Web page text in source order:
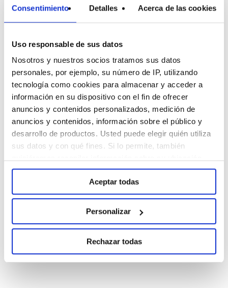
Consentimiento Detalles Acerca de las cookies
Uso responsable de sus datos
Nosotros y nuestros socios tratamos sus datos
personales, por ejemplo, su número de IP, utilizando
tecnología como cookies para almacenar y acceder a
información en su dispositivo con el fin de ofrecer
anuncios y contenidos personalizados, medición de
anuncios y contenidos, información sobre el público y
desarrollo de productos. Usted puede elegir quién utiliza
sus datos y con qué fines. Si lo permite, también
geográfica e identificar su dispositivo. Obtenga más
información sobre cómo se procesan sus datos
personales y establezca sus preferencias en la sección
de Personalizar. Puede cambiar o retirar su
Configuración de cookies. Para más información revise
Política de cookies
Aceptar todas
Personalizar
Rechazar todas
dashboard
tradicional a las
respuestas en
lenguaje natural
[Podcast Digital
Talks by t2ó ONE]
Durante años, las empresas
han acumulado enormes
cantidades de información con
la promesa de tomar mejores
decisiones. Sin embargo,
disponer de más datos no
siempre significa…
Seguir leyendo